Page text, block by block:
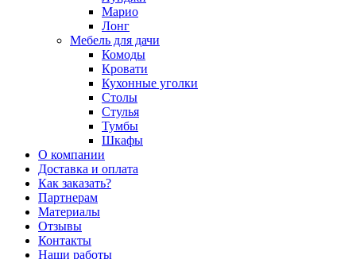
Марио
Лонг
Мебель для дачи
Комоды
Кровати
Кухонные уголки
Столы
Стулья
Тумбы
Шкафы
О компании
Доставка и оплата
Как заказать?
Партнерам
Материалы
Отзывы
Контакты
Наши работы